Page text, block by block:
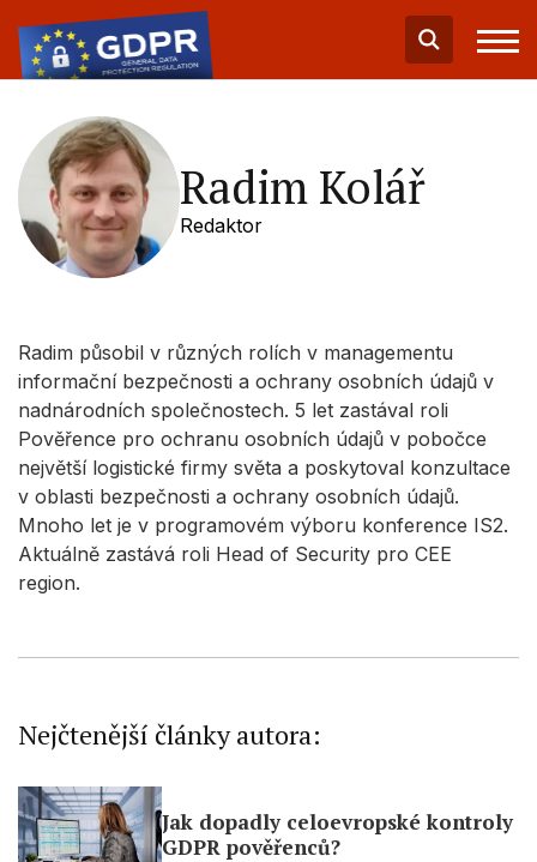
Radim Kolář
Redaktor
Radim působil v různých rolích v managementu
informační bezpečnosti a ochrany osobních údajů v
nadnárodních společnostech. 5 let zastával roli
Pověřence pro ochranu osobních údajů v pobočce
největší logistické firmy světa a poskytoval konzultace
v oblasti bezpečnosti a ochrany osobních údajů.
Mnoho let je v programovém výboru konference IS2.
Aktuálně zastává roli Head of Security pro CEE
region.
Nejčtenější články autora:
Jak dopadly celoevropské kontroly
GDPR pověřenců?